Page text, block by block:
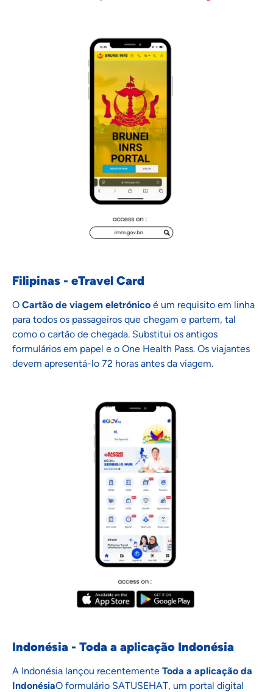
Filipinas - eTravel Card
O Cartão de viagem eletrónico é um requisito em linha
para todos os passageiros que chegam e partem, tal
como o cartão de chegada. Substitui os antigos
formulários em papel e o One Health Pass. Os viajantes
devem apresentá-lo 72 horas antes da viagem.
Indonésia - Toda a aplicação Indonésia
A Indonésia lançou recentemente Toda a aplicação da
IndonésiaO formulário SATUSEHAT, um portal digital